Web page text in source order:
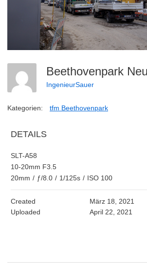
Beethovenpark
IngenieurSauer
Kategorien: tfm Beethovenpark
DETAILS
SLT-A58
10-20mm F3.5
20mm / ƒ/8.0 / 1/125s / ISO 100
Created
März 18, 2021
Uploaded
April 22, 2021